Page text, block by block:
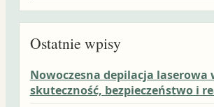
Ostatnie wpisy
Nowoczesna depilacja laserowa
skuteczność, bezpieczeństwo i